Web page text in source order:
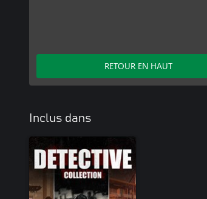
RETOUR EN HAUT
Inclus dans